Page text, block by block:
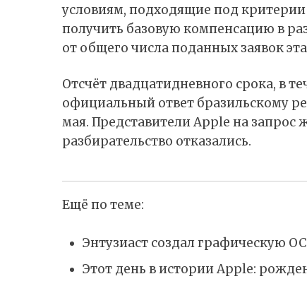
условиям, подходящие под
получить базовую компенсацию в
от общего числа поданных заявок
Отсчёт двадцатидневного срока, в
официальный ответ бразильскому
мая. Представители Apple на
разбирательство отказались.
Ещё по теме:
Энтузиаст создал графическую
Этот день в истории Apple: